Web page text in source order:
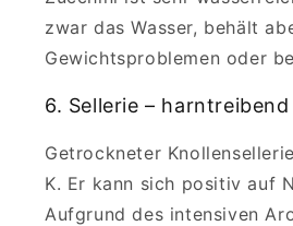
zwar das Wasser, behält
Gewichtsproblemen oder
6. Sellerie –
Getrockneter
K. Er kann sich positiv auf
Aufgrund des intensiven